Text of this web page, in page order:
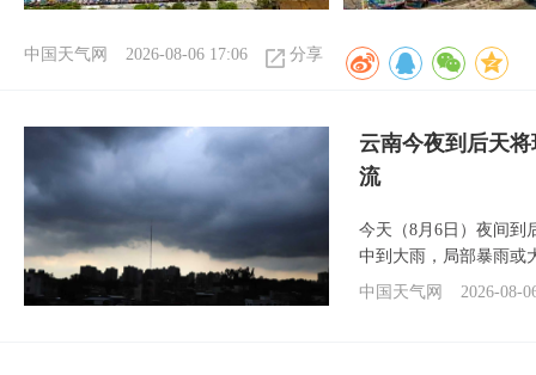
中国天气网 2026-08-06 17:06 分享
云南今夜到后天
流
今天（8月6日）夜间到
中到大雨，局部暴雨或
中国天气网
2026-08-